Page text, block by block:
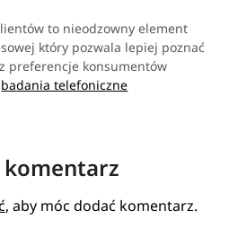
to nieodzowny element
który pozwala lepiej poznać
preferencje konsumentów
badania telefoniczne
komentarz
, aby móc dodać komentarz.